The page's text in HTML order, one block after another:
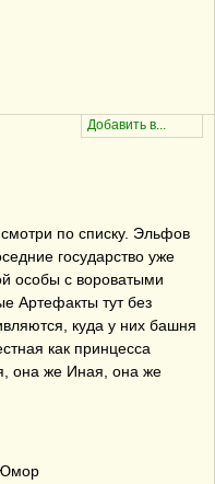
по списку. Эльфов
государство уже
особы с вороватыми
Артефакты тут без
куда у них башня
как принцесса
она же Иная, она же